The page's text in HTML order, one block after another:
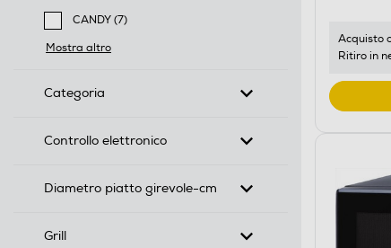
selected Filtro applicato per Marca: BOSCH
CANDY (7)
Filtra per Marca: CANDY
Mostra altro
Categoria
Controllo elettronico
Diametro piatto girevole-cm
Grill
Acquisto
Ritiro in